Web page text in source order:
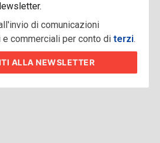
di comunicazioni
e commerciali per conto diterzi.
ALLA NEWSLETTER